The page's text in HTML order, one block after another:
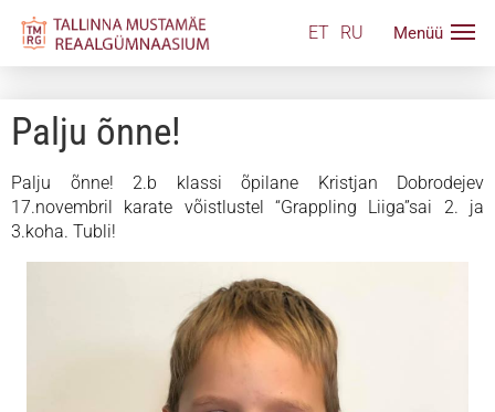
ET RU
Palju õnne!
Palju õnne! 2.b klassi õpilane Kristjan Dobrodejev
17.novembril karate võistlustel “Grappling Liiga”sai 2. ja
3.koha. Tubli!